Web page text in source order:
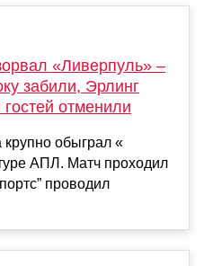
«Ливерпуль» –
забили, Эрлинг
отменили
обыграл «
АПЛ. Матч проходил
проводил